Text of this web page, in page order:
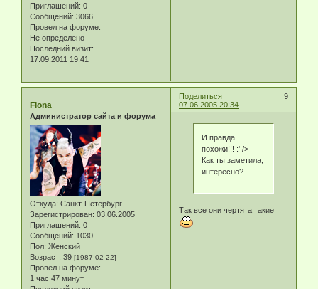
Приглашений: 0
Сообщений: 3066
Провел на форуме:
Не определено
Последний визит:
17.09.2011 19:41
Поделиться
9
07.06.2005 20:34
Fiona
Администратор сайта и форума
Откуда: Санкт-Петербург
Зарегистрирован: 03.06.2005
Приглашений: 0
Сообщений: 1030
Пол: Женский
Возраст: 39 [1987-02-22]
Провел на форуме:
1 час 47 минут
И правда
похожи!!! :' />
Как ты заметила,
интересно?
Так все они чертята такие